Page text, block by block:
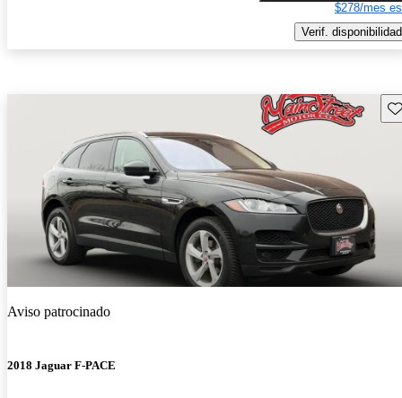
$278/mes
Verif. disponibilidad
Aviso patrocinado
2018 Jaguar F-PACE